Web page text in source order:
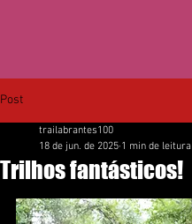
Post
Trilhos fantásticos!
trailabrantes100
18 de jun. de 2025 1 min de leitura